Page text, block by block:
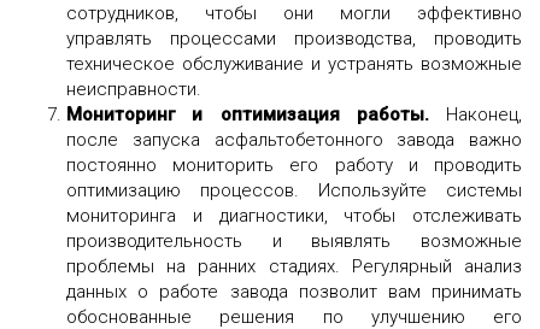
сотрудников, чтобы они могли эффективно
управлять процессами производства, проводить
техническое обслуживание и устранять возможные
неисправности.
Мониторинг и оптимизация работы.
Наконец,
после запуска асфальтобетонного завода важно
постоянно мониторить его работу и проводить
оптимизацию процессов. Используйте системы
мониторинга и диагностики, чтобы отслеживать
производительность и выявлять возможные
проблемы на ранних стадиях. Регулярный анализ
данных о работе завода позволит вам принимать
обоснованные решения по улучшению его